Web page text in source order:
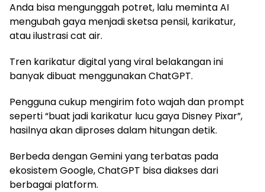
Anda bisa mengunggah potret, lalu meminta AI
mengubah gaya menjadi sketsa pensil, karikatur,
atau ilustrasi cat air.
Tren karikatur digital yang viral belakangan ini
banyak dibuat menggunakan ChatGPT.
Pengguna cukup mengirim foto wajah dan prompt
seperti “buat jadi karikatur lucu gaya Disney Pixar”,
hasilnya akan diproses dalam hitungan detik.
Berbeda dengan Gemini yang terbatas pada
ekosistem Google, ChatGPT bisa diakses dari
berbagai platform.